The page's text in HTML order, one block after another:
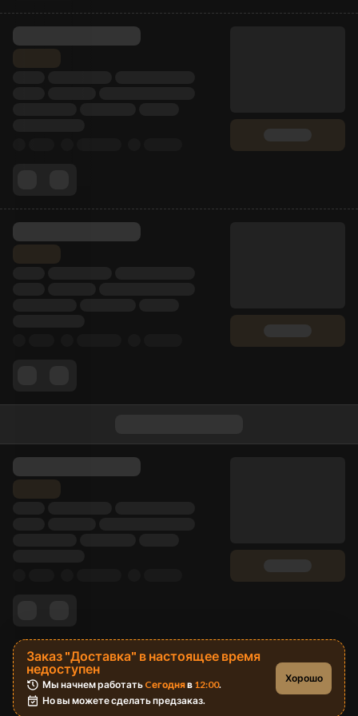
Заказ "Доставка" в настоящее время
недоступен
Мы начнем работать Cегодня в 12:00.
Но вы можете сделать предзаказ.
Хорошо